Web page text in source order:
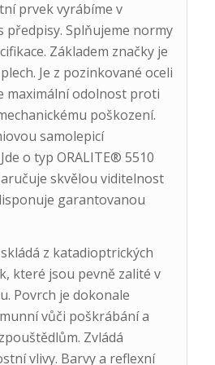
prvek vyrábíme v
předpisy. Splňujeme normy
Základem značky je
Je z pozinkované oceli
maximální odolnost proti
poškození.
samolepicí
o typ ORALITE® 5510
skvělou viditelnost
garantovanou
z katadioptrických
které jsou pevně zalité v
Povrch je dokonale
vůči poškrábání a
Zvládá
vlivy. Barvy a reflexní